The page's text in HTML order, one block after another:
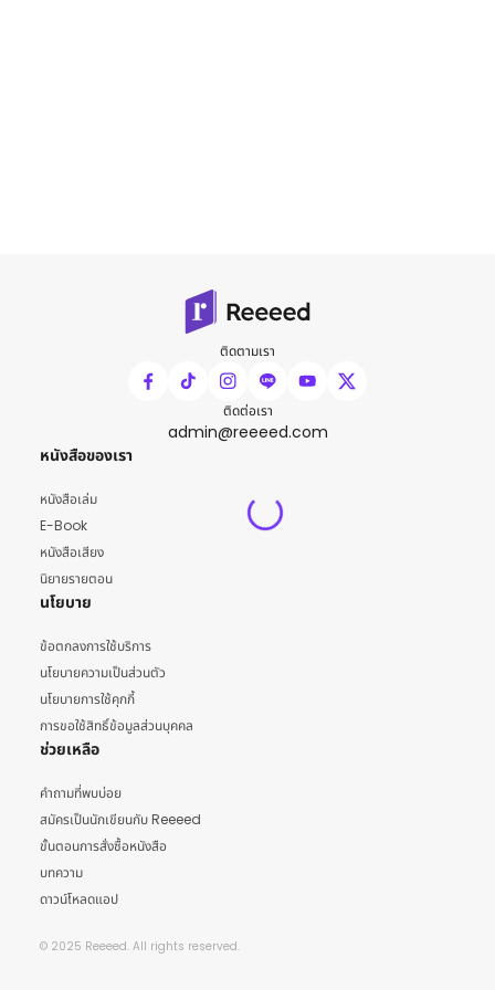
ติดตามเรา
ติดต่อเรา
admin@reeeed.com
หนังสือของเรา
หนังสือเล่ม
E-Book
หนังสือเสียง
นิยายรายตอน
นโยบาย
ข้อตกลงการใช้บริการ
นโยบายความเป็นส่วนตัว
นโยบายการใช้คุกกี้
การขอใช้สิทธิ์ข้อมูลส่วนบุคคล
ช่วยเหลือ
คำถามที่พบบ่อย
สมัครเป็นนักเขียนกับ Reeeed
ขั้นตอนการสั่งซื้อหนังสือ
บทความ
ดาวน์โหลดแอป
© 2025 Reeeed. All rights reserved.